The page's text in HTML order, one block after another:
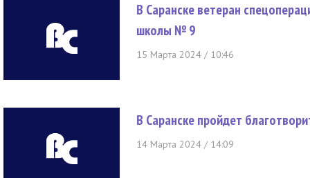
В Саранске ветеран
школы № 9
15 Марта 2024 / 10:46
В Саранске пройдет
14 Марта 2024 / 14:09